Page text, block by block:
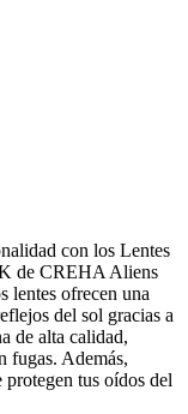
con los Lentes
de CREHA Aliens
lentes ofrecen una
del sol gracias a
de alta calidad,
fugas. Además,
protegen tus oídos del